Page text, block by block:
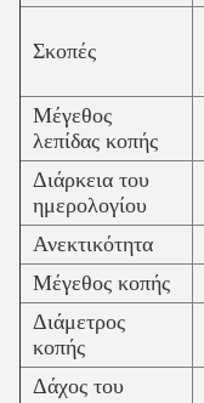
Σκοπές
Μέγεθος
λεπίδας κοπής
Διάρκεια του
ημερολογίου
Ανεκτικότητα
Μέγεθος κοπής
Διάμετρος
κοπής
Δάχος του